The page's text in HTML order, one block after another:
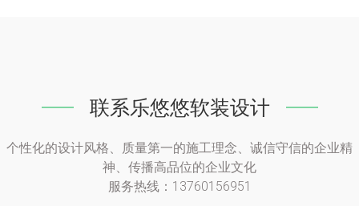
联系乐悠悠软装设计
个性化的设计风格、质量第一的施工理念、诚信守信的企业精
神、传播高品位的企业文化
服务热线：13760156951